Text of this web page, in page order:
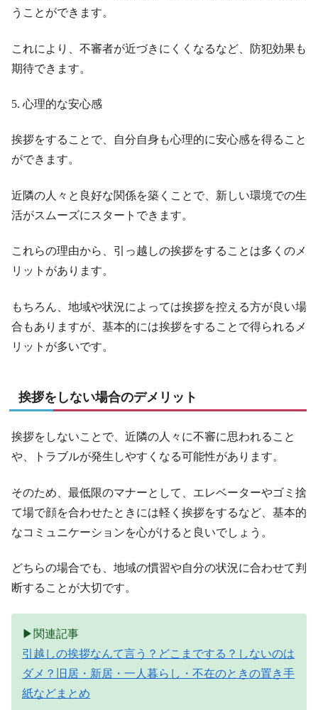
うことができます。
これにより、不審者が近づきにくくなるなど、防犯効果も
期待できます。
5. 心理的な安心感
挨拶をすることで、自分自身も心理的に安心感を得ること
ができます。
近隣の人々と良好な関係を築くことで、新しい環境での生
活がスムーズにスタートできます。
これらの理由から、引っ越しの挨拶をすることは多くのメ
リットがあります。
もちろん、地域や状況によっては挨拶を控える方が良い場
合もありますが、基本的には挨拶をすることで得られるメ
リットが多いです。
挨拶をしない場合のデメリット
挨拶をしないことで、近隣の人々に不審に思われること
や、トラブルが発生しやすくなる可能性があります。
そのため、最低限のマナーとして、エレベーターやゴミ捨
て場で顔を合わせたときには軽く挨拶をするなど、基本的
なコミュニケーションを心がけると良いでしょう。
どちらの場合でも、地域の慣習や自分の状況に合わせて判
断することが大切です。
▶関連記事
引越しの挨拶なんて言う？どこまでする？しないのは
ダメ？旧居・新居・一人暮らし・不在のときの置き手
紙などまとめ